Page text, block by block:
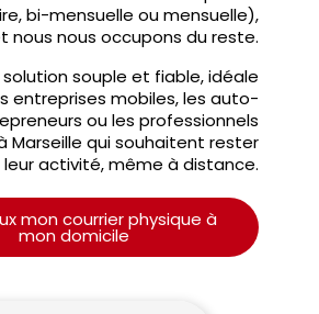
bi-mensuelle ou mensuelle),
nous nous occupons du reste.
solution souple et fiable, idéale
entreprises mobiles, les auto-
ou les professionnels
Marseille qui souhaitent rester
activité, même à distance.
mon courrier physique à
mon domicile